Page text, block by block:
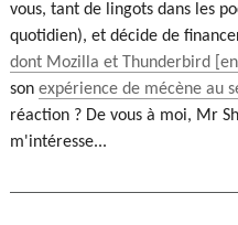
vous, tant de lingots dans les
quotidien), et décide de
dont Mozilla et Thunderbird
son expérience de mécène au
réaction ? De vous à moi, Mr
m'intéresse...